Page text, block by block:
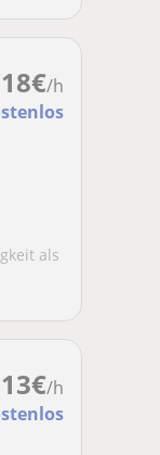
18€/h
als
13€/h